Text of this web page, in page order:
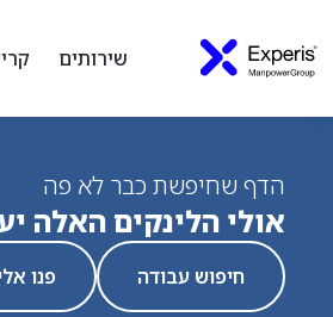
שירותים
הדף שחיפשת כבר לא פה
אולי הלינקים האלה
חיפוש עבודה פנו